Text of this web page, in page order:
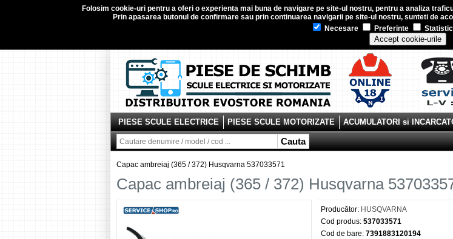
Folosim cookie-uripentru a oferi o experienta mai buna de navigare pe site-ul nostru, pentru a analiza
Prin apasarea butonul de confirmare sau prin continuarea navigarii pe site-ul nostru, sunteti de
Necesare
Preferinte
Accept cookie-urile
Cauta
PIESE SCULE ELECTRICE PIESE SCULE MOTORIZATE ACUMULATORI si
Capac ambreiaj (365 / 372) Husqvarna 537033571
Capac ambreiaj (365 / 372) Husqvarna
Producător: HUSQVARNA
Cod produs: 537033571
Cod de bare: 7391883120194